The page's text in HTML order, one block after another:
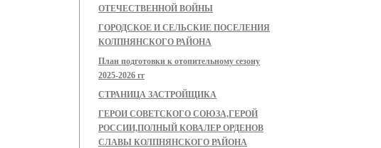
ОТЕЧЕСТВЕННОЙ ВОЙНЫ
ГОРОДСКОЕ И СЕЛЬСКИЕ ПОСЕЛЕНИЯ
КОЛПНЯНСКОГО РАЙОНА
План подготовки к отопительному сезону
2025-2026 гг
СТРАНИЦА ЗАСТРОЙЩИКА
ГЕРОИ СОВЕТСКОГО СОЮЗА,ГЕРОЙ
РОССИИ,ПОЛНЫЙ КОВАЛЕР ОРДЕНОВ
СЛАВЫ КОЛПНЯНСКОГО РАЙОНА